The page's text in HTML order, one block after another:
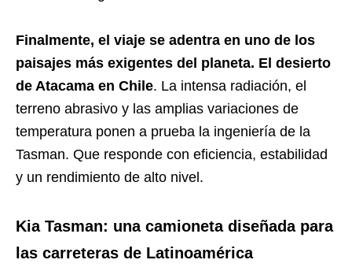
Finalmente, el viaje se adentra en uno de los
paisajes más exigentes del planeta. El desierto
de Atacama en Chile. La intensa radiación, el
terreno abrasivo y las amplias variaciones de
temperatura ponen a prueba la ingeniería de la
Tasman. Que responde con eficiencia, estabilidad
y un rendimiento de alto nivel.
Kia Tasman: una camioneta diseñada para
las carreteras de Latinoamérica